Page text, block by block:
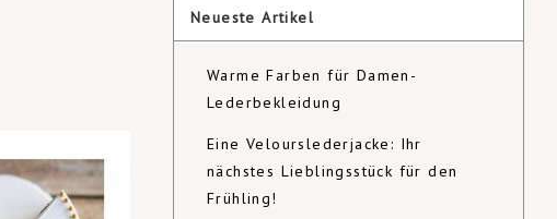
Neueste Artikel
Warme Farben für Damen-
Lederbekleidung
Eine Velourslederjacke: Ihr
nächstes Lieblingsstück für den
Frühling!